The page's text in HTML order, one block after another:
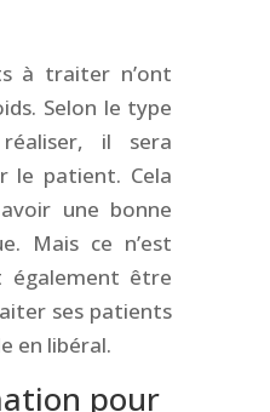
à traiter n’ont
Selon le type
il sera
le patient. Cela
une bonne
Mais ce n’est
être
ses patients
en libéral.
pour